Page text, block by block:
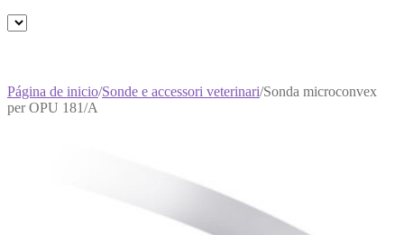
Página de inicio/Sonde e accessori veterinari/Sonda microconvex
per OPU 181/A